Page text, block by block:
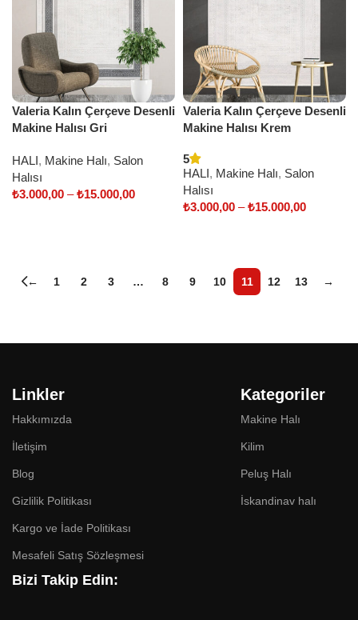
Valeria Kalın Çerçeve Desenli
Makine Halısı Gri
HALI, Makine Halı, Salon
Halısı
₺3.000,00 –₺15.000,00
Valeria Kalın Çerçeve Desenli
Makine Halısı Krem
5
HALI, Makine Halı, Salon
Halısı
₺3.000,00 –₺15.000,00
← 1 2 3 … 8 9 10 11 12 13 →
Linkler
Hakkımızda
İletişim
Blog
Gizlilik Politikası
Kargo ve İade Politikası
Mesafeli Satış Sözleşmesi
Kategoriler
Makine Halı
Kilim
Peluş Halı
İskandinav halı
Bizi Takip Edin: